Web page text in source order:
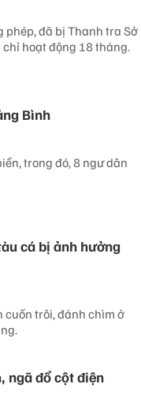
đã bị Thanh tra Sở
hoạt động 18 tháng.
Bình
trong đó, 8 ngư dân
cá bị ảnh hưởng
cuốn trôi, đánh chìm ở
ngã đổ cột điện